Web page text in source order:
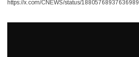
https://x.com/CNEWS/status/